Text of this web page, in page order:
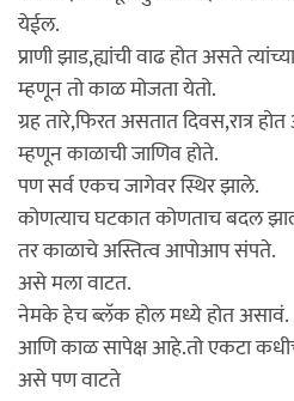
येईल.
प्राणी झाड,ह्यांची वाढ होत असते
म्हणून तो काळ मोजता येतो.
ग्रह तारे,फिरत असतात दिवस,रात्र
म्हणून काळाची जाणिव होते.
पण सर्व एकच जागेवर स्थिर झाले.
कोणत्याच घटकात कोणताच बदल
तर काळाचे अस्तित्व आपोआप संपते.
असे मला वाटत.
नेमके हेच ब्लॅक होल मध्ये होत असावं.
आणि काळ सापेक्ष आहे.तो एकटा
असे पण वाटते